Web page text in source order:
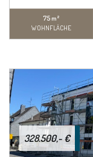
75 m²
WOHNFLÄCHE
328.500,- €